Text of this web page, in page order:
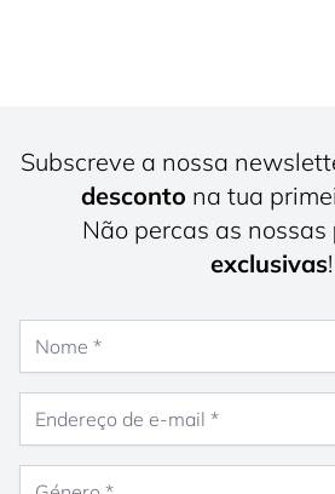
Subscreve a nossa
desconto na tua
Não percas as nossas
exclusivas!